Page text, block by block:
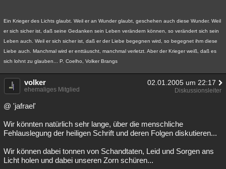
Ein Krieger des Lichts glaubt. Weil er an Wunder glaubt, geschehen auch diese Wunder. Weil
er sich sicher ist, daß seine Gedanken sein Leben verändern können, so verändert sich sein
Leben auch. Weil er sich sicher ist, daß er der Liebe begegnen wird, so begegnet ihm diese
Liebe auch. Manchmal wird er enttäuscht, manchmal verletzt. Aber der Krieger weiß, daß es
sich lohnt zu glauben... P. Coelho, Volker Brangs
volker 02.01.2005 um 22:17
ehemaliges Mitglied Diskussionsleiter
@ 'jafrael'
Wir könnten natürlich sehr lange, über die menschliche
Fehlauslegung der heiligen Schrift und deren Folgen diskutieren...
Wir können dabei tonnen von Schandtaten, Leid und Sorgen ans
Licht holen und dabei unseren Zorn schüren...